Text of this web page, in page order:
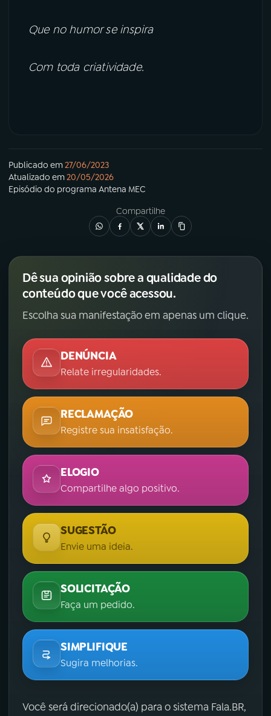
Que no humor se inspira
Com toda criatividade.
Publicado em27/06/2023
Atualizado em20/05/2026
Episódio do programa Antena MEC
Compartilhe
Dê sua opinião sobre a qualidade do
conteúdo que você acessou.
Escolha sua manifestação em apenas um clique.
DENÚNCIA
Relate irregularidades.
RECLAMAÇÃO
Registre sua insatisfação.
ELOGIO
Compartilhe algo positivo.
SUGESTÃO
Envie uma ideia.
SOLICITAÇÃO
Faça um pedido.
SIMPLIFIQUE
Sugira melhorias.
Você será direcionado(a) para o sistema Fala.BR,